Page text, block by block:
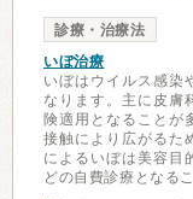
診療・治療法
いぼ治療
いぼはウイルス感染
なります。主に皮膚
険適用となることが
接触により広がるた
によるいぼは美容目
どの自費診療となる